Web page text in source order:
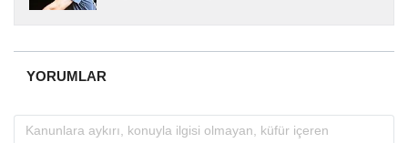
almakta, haber akışı...
YORUMLAR